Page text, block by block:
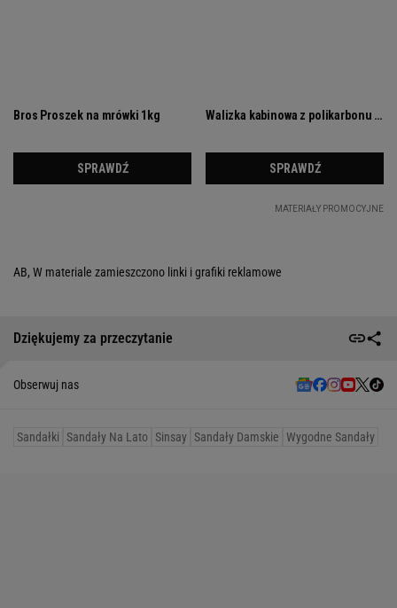
AB, W materiale zamieszczono linki i grafiki reklamowe
Dziękujemy za przeczytanie
Obserwuj nas
Sandałki Sandały Na Lato Sinsay Sandały Damskie Wygodne Sandały